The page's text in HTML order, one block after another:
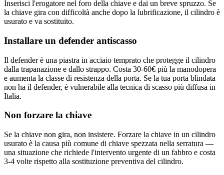
Inserisci l'erogatore nel foro della chiave e dai un breve spruzzo. Se
la chiave gira con difficoltà anche dopo la lubrificazione, il cilindro è
usurato e va sostituito.
Installare un defender antiscasso
Il defender è una piastra in acciaio temprato che protegge il cilindro
dalla trapanazione e dallo strappo. Costa 30-60€ più la manodopera
e aumenta la classe di resistenza della porta. Se la tua porta blindata
non ha il defender, è vulnerabile alla tecnica di scasso più diffusa in
Italia.
Non forzare la chiave
Se la chiave non gira, non insistere. Forzare la chiave in un cilindro
usurato è la causa più comune di chiave spezzata nella serratura —
una situazione che richiede l'intervento urgente di un fabbro e costa
3-4 volte rispetto alla sostituzione preventiva del cilindro.